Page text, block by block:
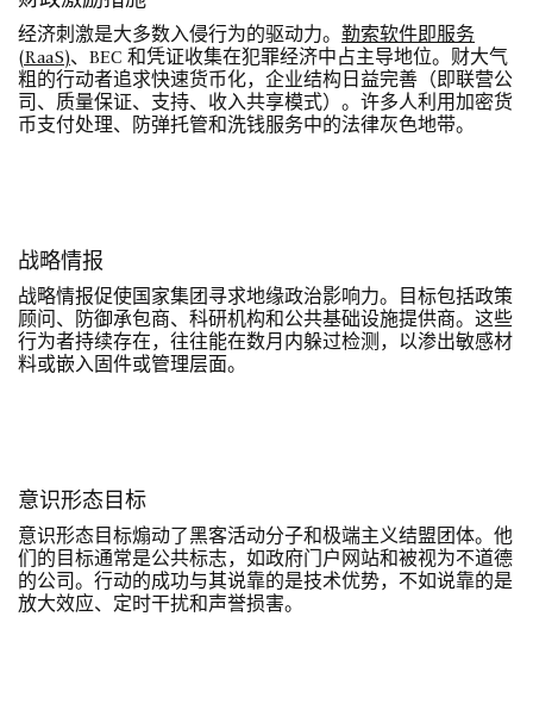
经济刺激是大多数入侵行为的驱动力。 勒索软件即服务
(RaaS)、BEC 和凭证收集在犯罪经济中占主导地位。财大气
粗的行动者追求快速货币化，企业结构日益完善（即联营公
司、质量保证、支持、收入共享模式）。许多人利用加密货
币支付处理、防弹托管和洗钱服务中的法律灰色地带。
战略情报
战略情报促使国家集团寻求地缘政治影响力。目标包括政策
顾问、防御承包商、科研机构和公共基础设施提供商。这些
行为者持续存在，往往能在数月内躲过检测，以渗出敏感材
料或嵌入固件或管理层面。
意识形态目标
意识形态目标煽动了黑客活动分子和极端主义结盟团体。他
们的目标通常是公共标志，如政府门户网站和被视为不道德
的公司。行动的成功与其说靠的是技术优势，不如说靠的是
放大效应、定时干扰和声誉损害。